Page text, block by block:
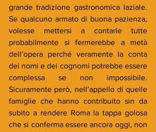
grande tradizione gastronomica laziale.
Se qualcuno armato di buona pazienza,
volesse mettersi a contarle tutte
probabilmente si fermerebbe a metà
dell’opera perché veramente la conta
dei nomi e dei cognomi potrebbe essere
complessa se non impossibile.
Sicuramente però, nell’appello di quelle
famiglie che hanno contribuito sin da
subito a rendere Roma la tappa golosa
che si conferma essere ancora oggi, non